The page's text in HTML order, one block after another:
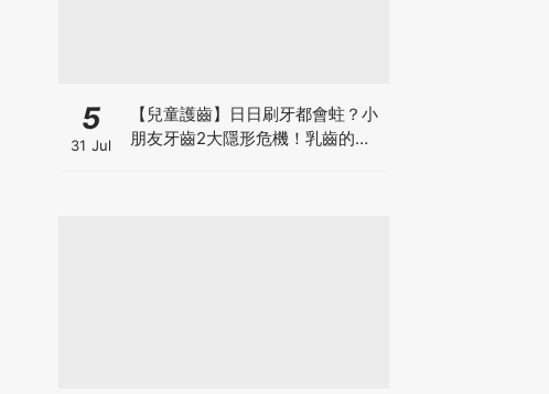
5
31 Jul
【兒童護齒】日日刷牙都會蛀？小
朋友牙齒2大隱形危機！乳齒的琺